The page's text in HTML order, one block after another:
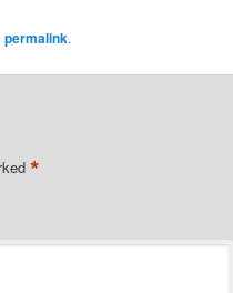
permalink.
*